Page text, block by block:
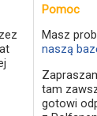
Pomoc
Masz
naszą
tam
gotowi